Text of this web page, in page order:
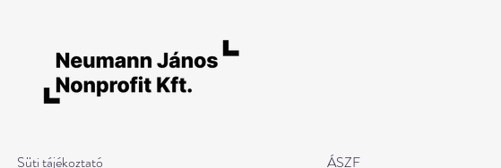
ÁSZF
Süti tájékoztató